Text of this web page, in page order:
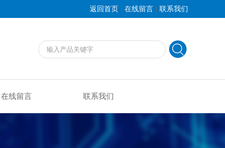
返回首页 | 在线留言 | 联系我们
在线留言 联系我们